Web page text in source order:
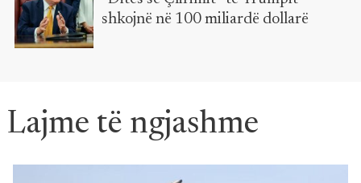
shkojnë në 100 miliardë dollarë
Lajme të ngjashme